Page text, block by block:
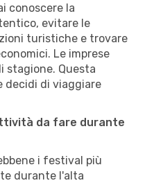
conoscere la
evitare le
turistiche e trovare
Le imprese
stagione. Questa
decidi di viaggiare
da fare durante
i festival più
durante l'alta